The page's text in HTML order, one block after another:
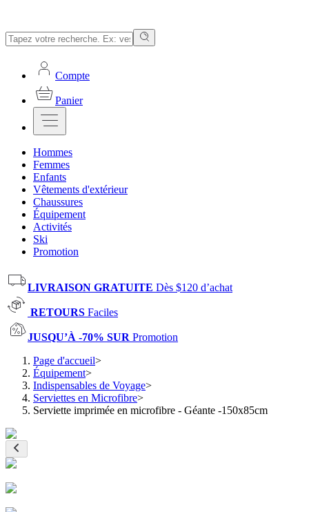
Compte
Panier
Hommes
Femmes
Enfants
Vêtements d'extérieur
Chaussures
Équipement
Activités
Ski
Promotion
LIVRAISON GRATUITE Dès $120 d’achat
RETOURS Faciles
JUSQU’À -70% SUR Promotion
Page d'accueil>
Équipement>
Indispensables de Voyage>
Serviettes en Microfibre>
Serviette imprimée en microfibre - Géante -150x85cm